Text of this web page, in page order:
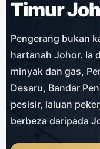
Timur
Pengerang bukan
hartanah Johor. Ia
minyak dan gas,
Desaru, Bandar
pesisir, laluan
berbeza daripada